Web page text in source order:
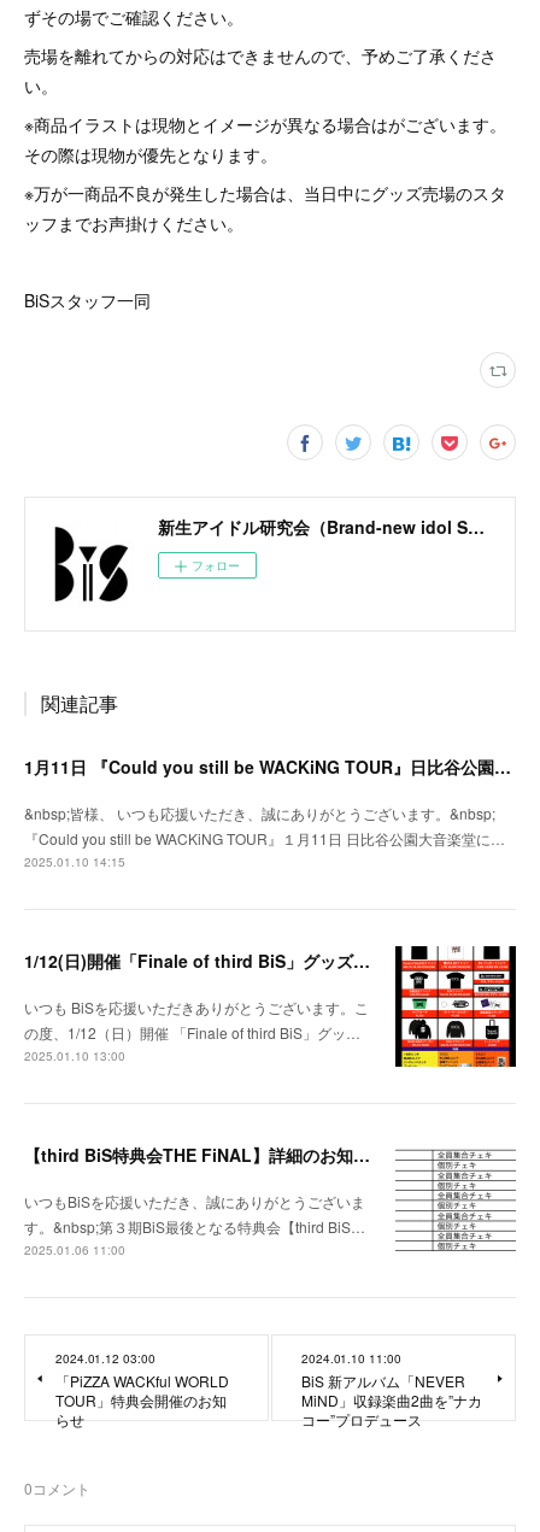
ずその場でご確認ください。
売場を離れてからの対応はできませんので、予めご了承くださ
い。
※商品イラストは現物とイメージが異なる場合はがございます。
その際は現物が優先となります。
※万が一商品不良が発生した場合は、当日中にグッズ売場のスタ
ッフまでお声掛けください。
BiSスタッフ一同
新生アイドル研究会（Brand-new idol Society）公式サイト / BiS OFFICIAL SITE
フォロー
関連記事
1月11日 『Could you still be WACKiNG TOUR』日比谷公園大音楽堂にてグッズ販売決定！
&nbsp;皆様、 いつも応援いただき、誠にありがとうございます。&nbsp;
『Could you still be WACKiNG TOUR』１月11日 日比谷公園大音楽堂に…
2025.01.10 14:15
1/12(日)開催「Finale of third BiS」グッズ販売時間・チケット特典のお知らせ
いつも BiSを応援いただきありがとうございます。こ
の度、1/12（日）開催 「Finale of third BiS」グッ…
2025.01.10 13:00
【third BiS特典会THE FiNAL】詳細のお知らせ
いつもBiSを応援いただき、誠にありがとうございま
す。&nbsp;第３期BiS最後となる特典会【third BiS…
2025.01.06 11:00
2024.01.12 03:00
「PiZZA WACKful WORLD
TOUR」特典会開催のお知
らせ
2024.01.10 11:00
BiS 新アルバム「NEVER
MiND」収録楽曲2曲を”ナカ
コー”プロデュース
0コメント